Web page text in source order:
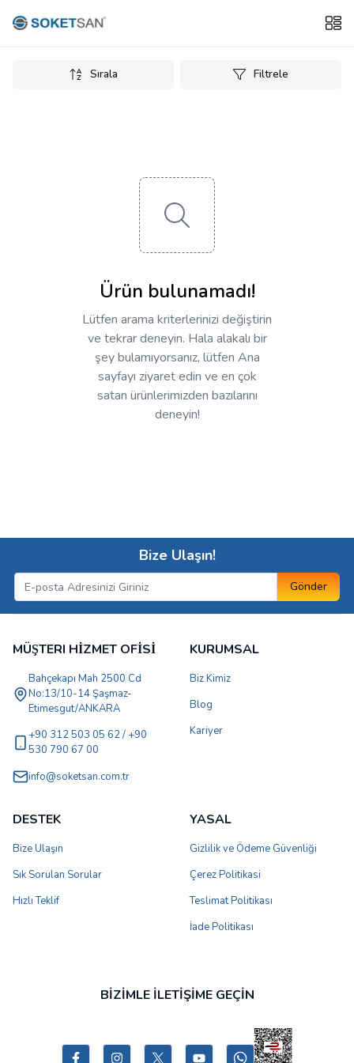
Sırala Filtrele
Ürün bulunamadı!
Lütfen arama kriterlerinizi değiştirin
ve tekrar deneyin. Hala alakalı bir
şey bulamıyorsanız, lütfen Ana
sayfayı ziyaret edin ve en çok
satan ürünlerimizden bazılarını
deneyin!
Bize Ulaşın!
Gönder
MÜŞTERI HİZMET OFİSİ
Bahçekapı Mah 2500 Cd
No:13/10-14 Şaşmaz-
Etimesgut/ANKARA
+90 312 503 05 62 / +90
530 790 67 00
info@soketsan.com.tr
KURUMSAL
Biz Kimiz
Blog
Kariyer
DESTEK
Bize Ulaşın
Sık Sorulan Sorular
Hızlı Teklif
YASAL
Gizlilik ve Ödeme Güvenliği
Çerez Politikasi
Teslimat Politikası
İade Politikası
BİZİMLE İLETİŞİME GEÇİN